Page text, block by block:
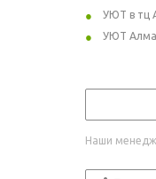
УЮТ в тц
УЮТ
Наши